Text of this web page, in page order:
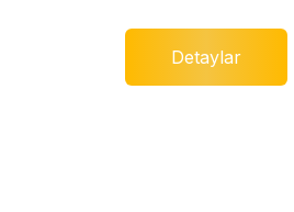
Detaylar